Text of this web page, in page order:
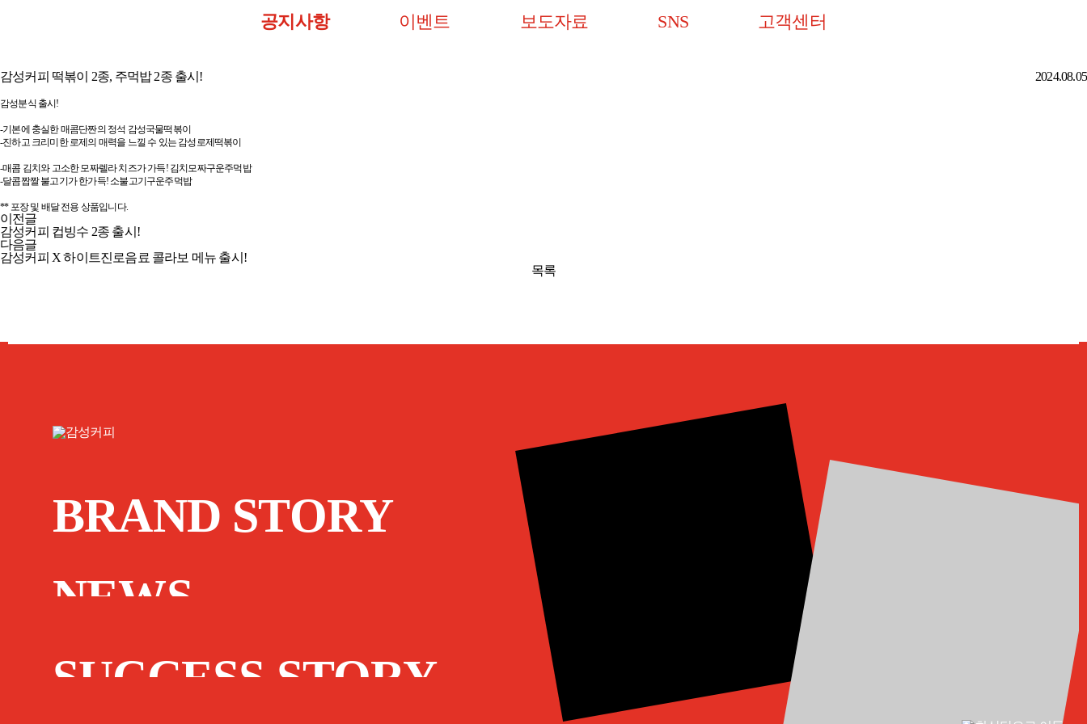
공지사항 이벤트 보도자료 SNS 고객센터
감성커피 떡볶이 2종, 주먹밥 2종 출시! 2024.08.05
감성분식 출시!
-기본에 충실한 매콤단짠의 정석 감성국물떡볶이
-진하고 크리미한 로제의 매력을 느낄 수 있는 감성로제떡볶이
-매콤 김치와 고소한 모짜렐라 치즈가 가득! 김치모짜구운주먹밥
-달콤짭짤 불고기가 한가득! 소불고기구운주먹밥
** 포장 및 배달 전용 상품입니다.
이전글
감성커피 컵빙수 2종 출시!
다음글
감성커피 X 하이트진로음료 콜라보 메뉴 출시!
목록
BRAND STORY
NEWS
SUCCESS STORY